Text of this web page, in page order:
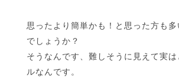
思ったより簡単かも！と思った方も
でしょうか？
そうなんです、難しそうに見えて実
ルなんです。